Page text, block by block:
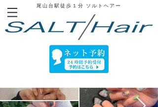
尾山台駅徒歩１分 ​ ソルトヘアー